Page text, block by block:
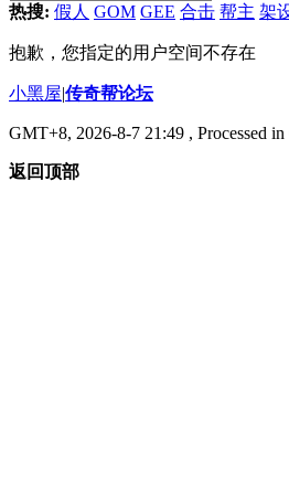
热搜: 假人 GOM GEE 合击 帮主 架
抱歉，您指定的用户空间不存在
小黑屋|传奇帮论坛
GMT+8, 2026-8-7 21:49 , Processed
返回顶部